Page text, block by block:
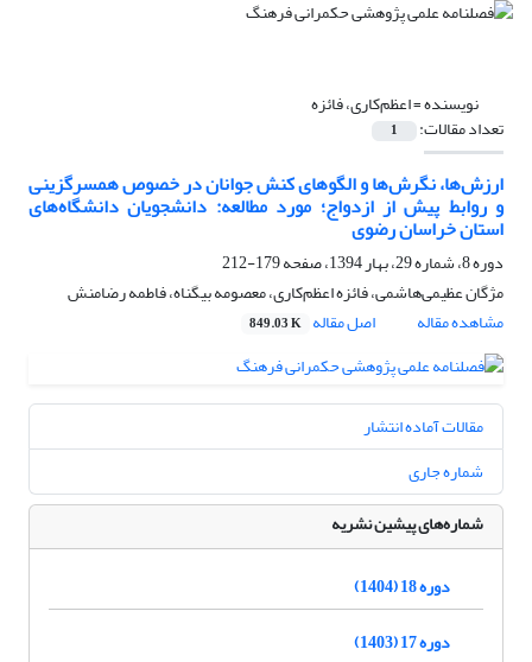
نویسنده =اعظم‌کاری، فائزه
تعداد مقالات: 1
ارزش‌ها، نگرش‌ها و الگوهای کنش جوانان در خصوص همسرگزینی
و روابط پیش از ازدواج؛ مورد مطالعه: دانشجویان دانشگاه‌های
استان خراسان رضوی
دوره 8، شماره 29، بهار 1394، صفحه
179-212
مژگان عظیمی‌هاشمی، فائزه اعظم‌کاری، معصومه بیگناه، فاطمه رضامنش
مشاهده مقاله
اصل مقاله 849.03 K
مقالات آماده انتشار
شماره جاری
شماره‌های پیشین نشریه
دوره 18 (1404)
دوره 17 (1403)